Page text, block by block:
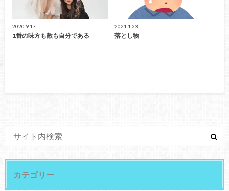
2020.9.17
1番の味方も敵も自分である
2021.1.23
落とし物
カテゴリー